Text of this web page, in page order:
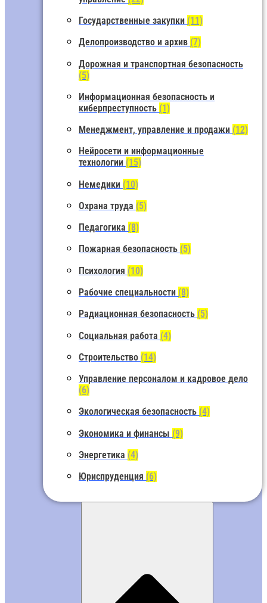
Государственные закупки (11)
Делопроизводство и архив (7)
Дорожная и транспортная безопасность
(5)
Информационная безопасность и
киберпреступность (1)
Менеджмент, управление и продажи (12)
Нейросети и информационные
технологии (15)
Немедики (10)
Охрана труда (5)
Педагогика (8)
Пожарная безопасность (5)
Психология (10)
Рабочие специальности (8)
Радиационная безопасность (5)
Социальная работа (4)
Строительство (14)
Управление персоналом и кадровое дело
(6)
Экологическая безопасность (4)
Экономика и финансы (9)
Энергетика (4)
Юриспруденция (6)